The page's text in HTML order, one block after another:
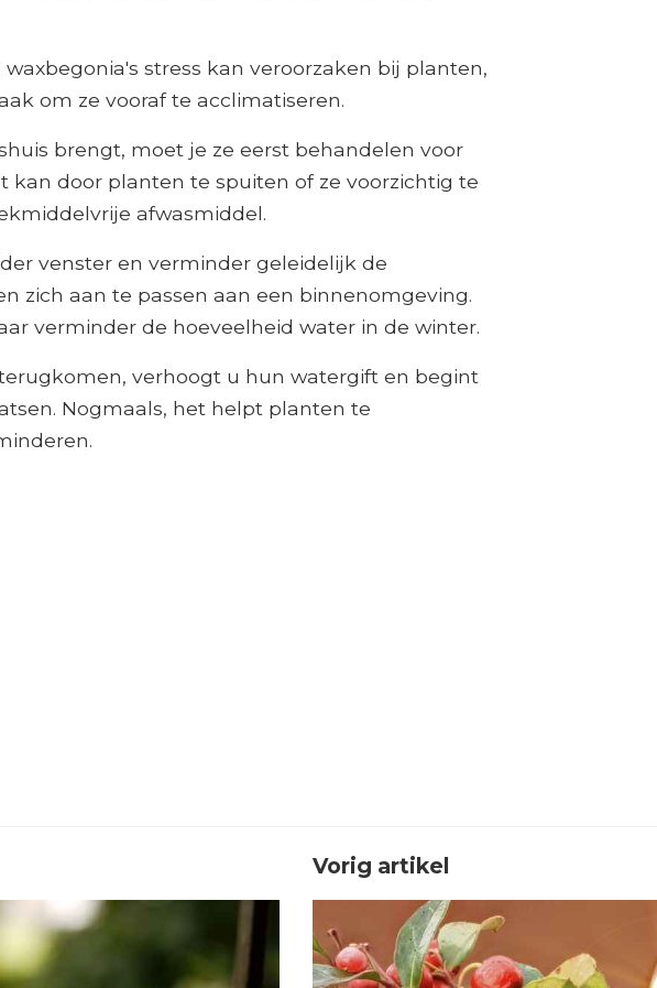
stress kan veroorzaken bij planten,
om ze vooraf te acclimatiseren.
brengt, moet je ze eerst behandelen voor
kan door planten te spuiten of ze voorzichtig te
afwasmiddel.
venster en verminder geleidelijk de
zich aan te passen aan een binnenomgeving.
verminder de hoeveelheid water in de winter.
verhoogt u hun watergift en begint
Nogmaals, het helpt planten te
Vorig artikel